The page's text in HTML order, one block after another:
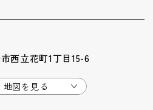
角質ケア｜ポレーシ
西立花町1丁目15-6
地図を見る